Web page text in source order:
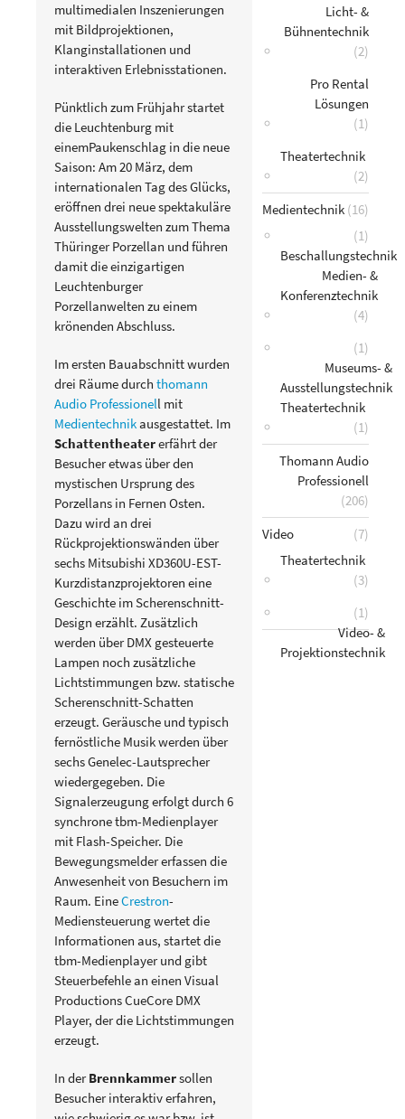
multimedialen Inszenierungen
mit Bildprojektionen,
Klanginstallationen und
interaktiven Erlebnisstationen.
Pünktlich zum Frühjahr startet
die Leuchtenburg mit
einemPaukenschlag in die neue
Saison: Am 20 März, dem
internationalen Tag des Glücks,
eröffnen drei neue spektakuläre
Ausstellungswelten zum Thema
Thüringer Porzellan und führen
damit die einzigartigen
Leuchtenburger
Porzellanwelten zu einem
krönenden Abschluss.
Im ersten Bauabschnitt wurden
drei Räume durch thomann
Audio Professionell mit
Medientechnikausgestattet. Im
Schattentheatererfährt der
Besucher etwas über den
mystischen Ursprung des
Porzellans in Fernen Osten.
Dazu wird an drei
Rückprojektionswänden über
sechs Mitsubishi XD360U-EST-
Kurzdistanzprojektoren eine
Geschichte im Scherenschnitt-
Design erzählt. Zusätzlich
werden über DMX gesteuerte
Lampen noch zusätzliche
Lichtstimmungen bzw. statische
Scherenschnitt-Schatten
erzeugt. Geräusche und typisch
fernöstliche Musik werden über
sechs Genelec-Lautsprecher
wiedergegeben. Die
Signalerzeugung erfolgt durch 6
synchrone tbm-Medienplayer
mit Flash-Speicher. Die
Bewegungsmelder erfassen die
Anwesenheit von Besuchern im
Raum. EineCrestron-
Mediensteuerung wertet die
Informationen aus, startet die
tbm-Medienplayer und gibt
Steuerbefehle an einen Visual
Productions CueCore DMX
Player, der die Lichtstimmungen
erzeugt.
In derBrennkammersollen
Besucher interaktiv erfahren,
Licht- &
Bühnentechnik
(2)
Pro Rental
Lösungen
(1)
Theatertechnik
(2)
Medientechnik (16)
Beschallungstechnik
(1)
Medien- &
Konferenztechnik
(4)
Museums- &
Ausstellungstechnik
(1)
Theatertechnik
(1)
Thomann Audio
Professionell
(206)
Video
(7)
Theatertechnik
(3)
Video- &
Projektionstechnik
(1)